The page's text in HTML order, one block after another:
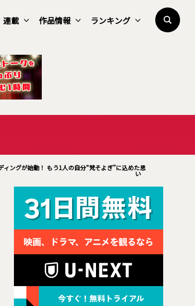
連載 作品情報 ランキング
ングが始動！ もう1人の自分“梵そよぎ”に込めた思
い